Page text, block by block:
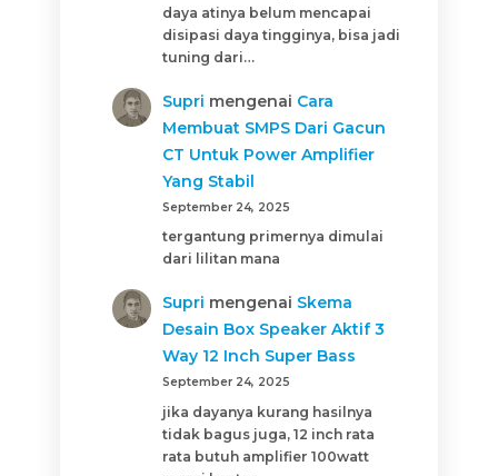
daya atinya belum mencapai
disipasi daya tingginya, bisa jadi
tuning dari…
Supri mengenai Cara
Membuat SMPS Dari Gacun
CT Untuk Power Amplifier
Yang Stabil
September 24, 2025
tergantung primernya dimulai
dari lilitan mana
Supri mengenai Skema
Desain Box Speaker Aktif 3
Way 12 Inch Super Bass
September 24, 2025
jika dayanya kurang hasilnya
tidak bagus juga, 12 inch rata
rata butuh amplifier 100watt